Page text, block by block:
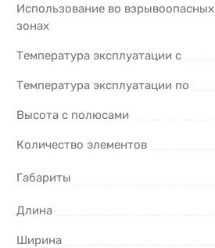
Использование во взрывоопасных
зонах
Температура эксплуатации с
Температура эксплуатации по
Высота с полюсами
Количество элементов
Габариты
Длина
Ширина